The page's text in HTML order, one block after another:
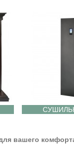
вашего